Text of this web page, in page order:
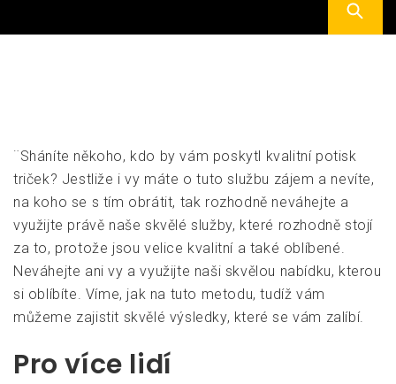
¨Sháníte někoho, kdo by vám poskytl kvalitní potisk
triček? Jestliže i vy máte o tuto službu zájem a nevíte,
na koho se s tím obrátit, tak rozhodně neváhejte a
využijte právě naše skvělé služby, které rozhodně stojí
za to, protože jsou velice kvalitní a také oblíbené.
Neváhejte ani vy a využijte naši skvělou nabídku, kterou
si oblíbíte. Víme, jak na tuto metodu, tudíž vám
můžeme zajistit skvělé výsledky, které se vám zalíbí.
Pro více lidí